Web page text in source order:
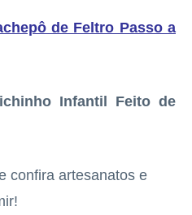
de Feltro Passo a
Infantil Feito de
confira artesanatos e